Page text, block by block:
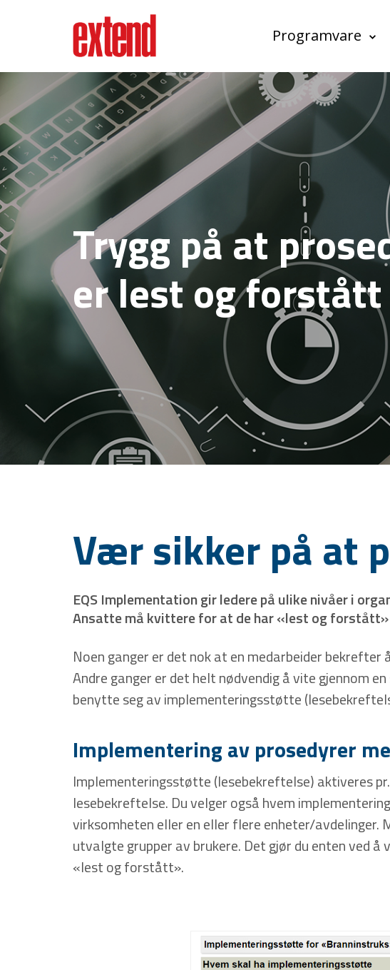
Programvare
Trygg på at
er lest og forstått
Vær sikker på at
EQS Implementation gir ledere på ulike nivåer i
Ansatte må kvittere for at de har «lest og
Noen ganger er det nok at en medarbeider
Andre ganger er det helt nødvendig å vite gjennom
benytte seg av implementeringsstøtte
Implementering av prosedyrer
Implementeringsstøtte (lesebekreftelse) aktiveres
lesebekreftelse. Du velger også hvem
virksomheten eller en eller flere enheter/avdelinger.
utvalgte grupper av brukere. Det gjør du enten ved
«lest og forstått».